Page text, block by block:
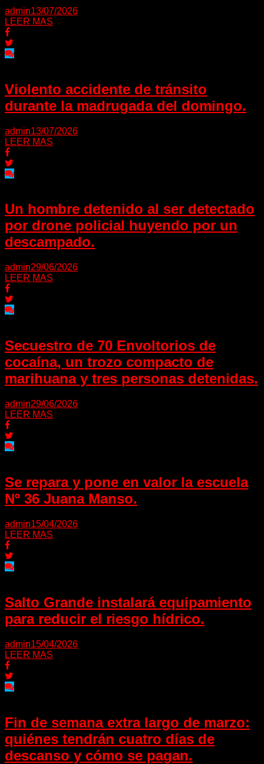
admin13/07/2026
LEER MAS
Violento accidente de tránsito
durante la madrugada del domingo.
admin13/07/2026
LEER MAS
Un hombre detenido al ser detectado
por drone policial huyendo por un
descampado.
admin29/06/2026
LEER MAS
Secuestro de 70 Envoltorios de
cocaína, un trozo compacto de
marihuana y tres personas detenidas.
admin29/06/2026
LEER MAS
Se repara y pone en valor la escuela
Nº 36 Juana Manso.
admin15/04/2026
LEER MAS
Salto Grande instalará equipamiento
para reducir el riesgo hídrico.
admin15/04/2026
LEER MAS
Fin de semana extra largo de marzo:
quiénes tendrán cuatro días de
descanso y cómo se pagan.